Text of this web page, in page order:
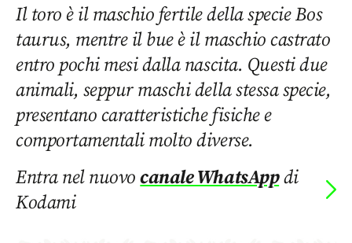
Il toro è il maschio fertile della specie Bos
taurus, mentre il bue è il maschio castrato
entro pochi mesi dalla nascita. Questi due
animali, seppur maschi della stessa specie,
presentano caratteristiche fisiche e
comportamentali molto diverse.
Entra nel nuovocanale WhatsAppdi
Kodami